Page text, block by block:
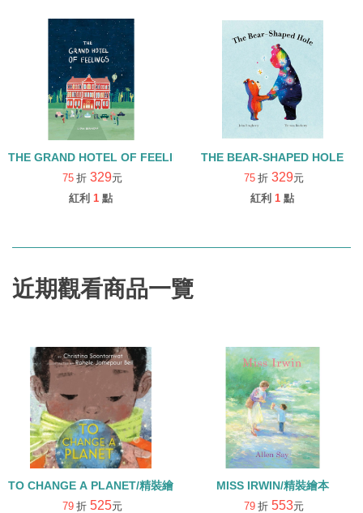
THE GRAND HOTEL OF FEELINGS (中譯:情緒大飯店)
75 折 329元
紅利 1 點
THE BEAR-SHAPED HOLE
75 折 329元
紅利 1 點
近期觀看商品一覽
TO CHANGE A PLANET/精裝繪本
79 折 525元
MISS IRWIN/精裝繪本
79 折 553元